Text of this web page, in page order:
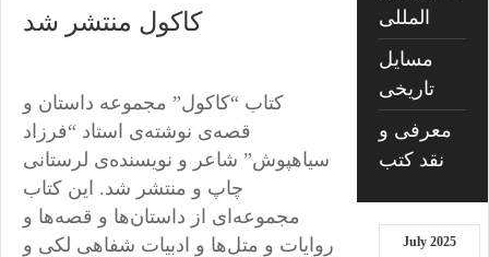
کاکول منتشر شد
کتاب “کاکول” مجموعه داستان و
قصه‌‌ی نوشته‌ی استاد “فرزاد
سیاهپوش” شاعر و نویسنده‌ی لرستانی
چاپ و منتشر شد. این کتاب
مجموعه‌ای از داستان‌ها و قصه‌ها و
روایات و متل‌ها و ادبیات شفاهی لکی و
المللی
مسایل
تاریخی
معرفی و
نقد کتب
July 2025